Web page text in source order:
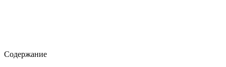
Содержание